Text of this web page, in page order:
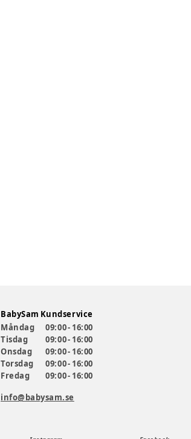
BabySam Kundservice
Måndag
09:00 - 16:00
Tisdag
09:00 - 16:00
Onsdag
09:00 - 16:00
Torsdag
09:00 - 16:00
Fredag
09:00 - 16:00
info@babysam.se